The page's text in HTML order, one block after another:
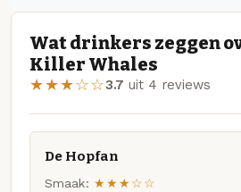
Wat drinkers zeggen
Killer Whales
★★★☆☆3.7 uit 4 reviews
De Hopfan
Smaak: ★★★☆☆